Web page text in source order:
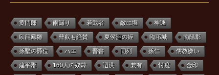
黄門郎 雨漏り 若武者 敵に塩 神速
臥龍鳳雛 曹叡も絶賛 夏侯淵の姪 臨邛城 南陽郡
孫堅の爵位 ハエ 晋書 同列 孫仁 儒教嫌い
建平郡 160人の奴隷 辺洪 兼有 忖度 金印